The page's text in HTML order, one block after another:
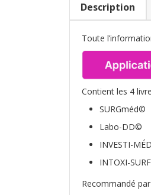
Description
Toute
Contient les 4
SURGméd©
Labo-DD©
INVESTI-MÉ
INTOXI-
Recommandé par